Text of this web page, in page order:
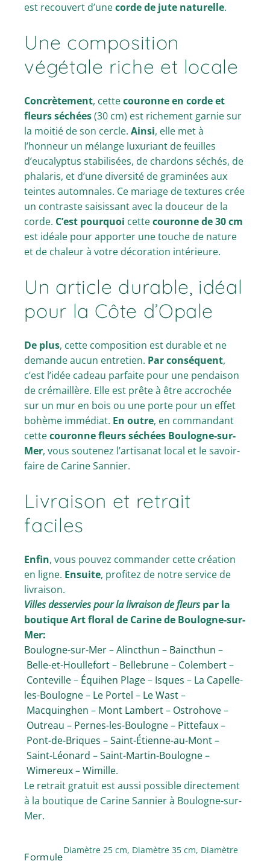
est recouvert d’unecorde de jute naturelle.
Une composition
végétale riche et locale
Concrètement, cettecouronne en corde et
fleurs séchées(30 cm) est richement garnie sur
la moitié de son cercle.Ainsi, elle met à
l’honneur un mélange luxuriant de feuilles
d’eucalyptus stabilisées, de chardons séchés, de
phalaris, et d’une diversité de graminées aux
teintes automnales. Ce mariage de textures crée
un contraste saisissant avec la douceur de la
corde. C’est pourquoi cettecouronne de 30 cm
est idéale pour apporter une touche de nature
et de chaleur à votre décoration intérieure.
Un article durable, idéal
pour la Côte d’Opale
De plus, cette composition est durable et ne
demande aucun entretien. Par conséquent,
c’est l’idée cadeau parfaite pour une pendaison
de crémaillère. Elle est prête à être accrochée
sur un mur en bois ou une porte pour un effet
bohème immédiat. En outre, en commandant
cettecouronne fleurs séchées Boulogne-sur-
Mer, vous soutenez l’artisanat local et le savoir-
faire de Carine Sannier.
Livraison et retrait
faciles
Enfin, vous pouvez commander cette création
en ligne. Ensuite, profitez de notre service de
livraison.
Villes desservies pour la livraison de fleurspar la
boutique Art floral de Carine de Boulogne-sur-
Mer:
Boulogne-sur-Mer–Alincthun – Baincthun –
Belle-et-Houllefort– Bellebrune– Colembert–
Conteville– Équihen Plage– Isques – La Capelle-
les-Boulogne– Le Portel – Le Wast–
Macquinghen – Mont Lambert– Ostrohove–
Outreau – Pernes-les-Boulogne– Pittefaux–
Pont-de-Briques –Saint-Étienne-au-Mont–
Saint-Léonard –Saint-Martin-Boulogne–
Wimereux–Wimille.
Le retrait gratuit est aussi possible directement
à la boutique de Carine Sannier à Boulogne-sur-
Mer.
Formule
Diamètre 25 cm, Diamètre 35 cm, Diamètre